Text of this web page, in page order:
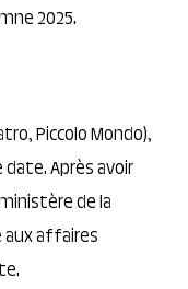
2025.
Piccolo Mondo),
Après avoir
de la
aux affaires